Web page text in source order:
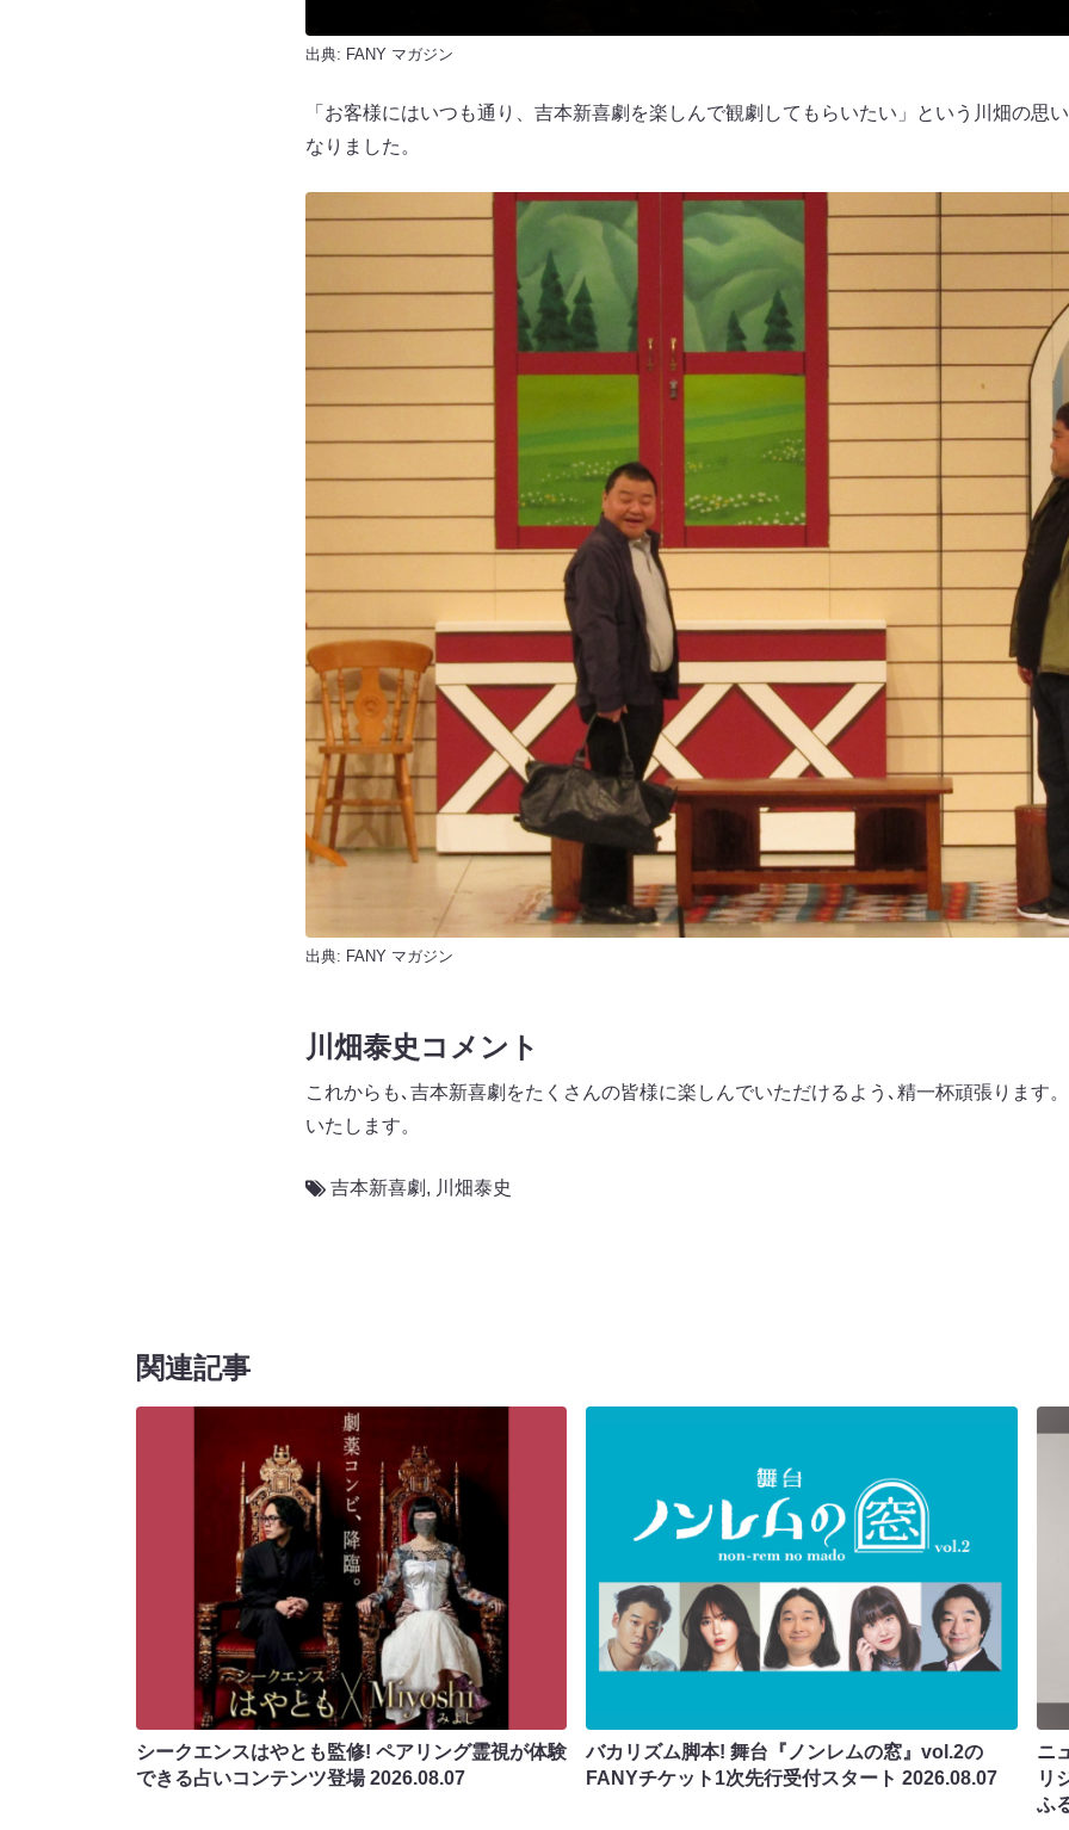
出典: FANY マガジン
「お客様にはいつも通り、吉本新喜劇を楽しんで観劇してもらいたい」という川畑の思
なりました。
出典: FANY マガジン
川畑泰史コメント
これからも､吉本新喜劇をたくさんの皆様に楽しんでいただけるよう､精一杯頑張ります
いたします。
吉本新喜劇 , 川畑泰史
関連記事
シークエンスはやとも監修! ペアリング霊視が体験
できる占いコンテンツ登場2026.08.07
バカリズム脚本! 舞台『ノンレムの窓』vol.2の
FANYチケット1次先行受付スタート2026.08.07
ニ
リ
ふ